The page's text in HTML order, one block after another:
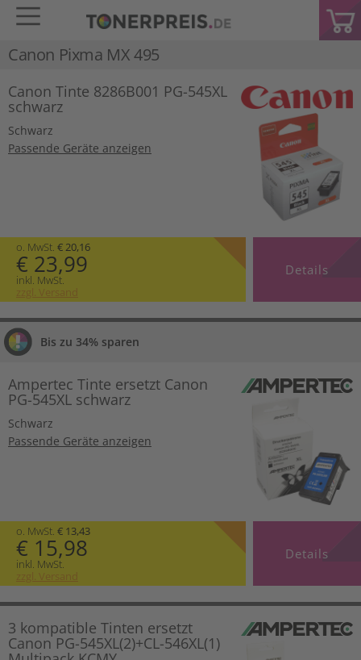
Canon Pixma MX 495
Canon Tinte 8286B001 PG-545XL
schwarz
Schwarz
Passende Geräte anzeigen
o. MwSt. € 20,16
€ 23,99
inkl. MwSt.
zzgl. Versand
Details
Bis zu 34% sparen
Ampertec Tinte ersetzt Canon
PG-545XL schwarz
Schwarz
Passende Geräte anzeigen
o. MwSt. € 13,43
€ 15,98
inkl. MwSt.
zzgl. Versand
Details
3 kompatible Tinten ersetzt
Canon PG-545XL(2)+CL-546XL(1)